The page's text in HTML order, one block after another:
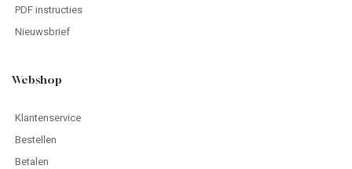
PDF instructies
Nieuwsbrief
Webshop
Klantenservice
Bestellen
Betalen